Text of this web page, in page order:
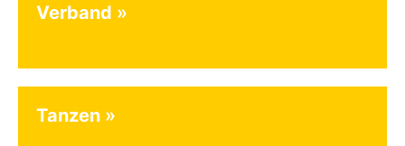
Verband
Tanzen